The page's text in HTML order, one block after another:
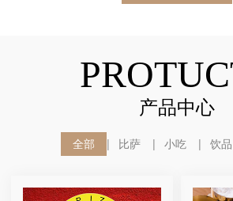
产品中心
全部 比萨 小吃 饮品